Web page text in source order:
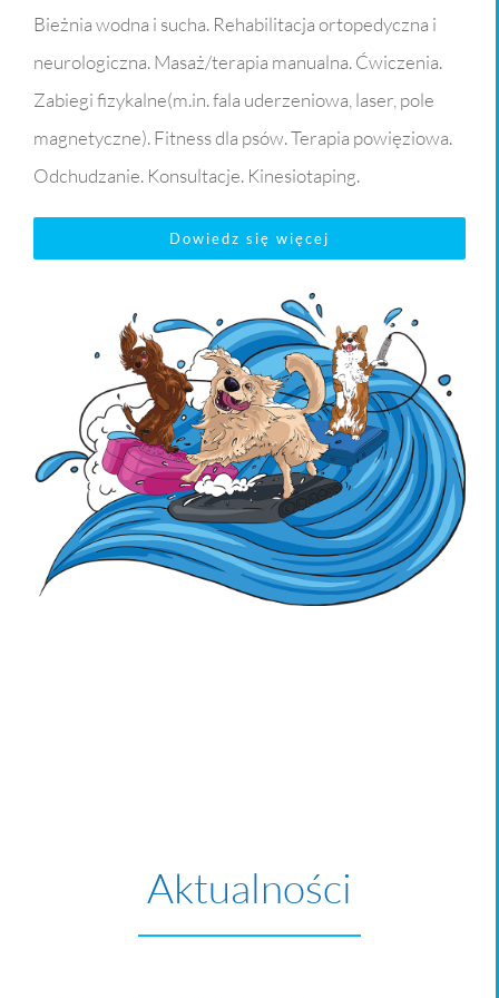
Bieżnia wodna i sucha. Rehabilitacja ortopedyczna i
neurologiczna. Masaż/terapia manualna. Ćwiczenia.
Zabiegi fizykalne(m.in. fala uderzeniowa, laser, pole
magnetyczne). Fitness dla psów. Terapia powięziowa.
Odchudzanie. Konsultacje. Kinesiotaping.
Dowiedz się więcej
Aktualności